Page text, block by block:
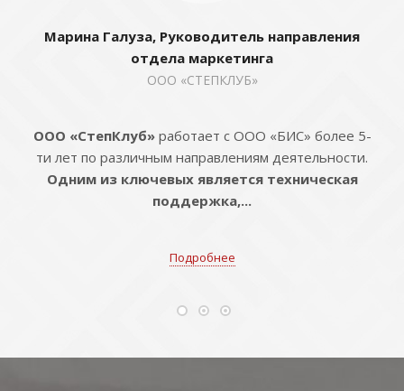
Марина Галуза, Руководитель направления
отдела маркетинга
ООО «СТЕПКЛУБ»
ООО «СтепКлуб»работает с ООО «БИС» более 5-
ти лет по различным направлениям деятельности.
Одним из ключевых является техническая
поддержка,...
Подробнее